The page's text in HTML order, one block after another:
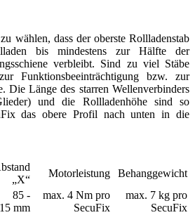
wählen, dass der oberste Rollladenstab
bis mindestens zur Hälfte der
verbleibt. Sind zu viel Stäbe
Funktionsbeeinträchtigung bzw. zur
Die Länge des starren Wellenverbinders
und die Rollladenhöhe sind so
das obere Profil nach unten in die
„X“
Motorleistung
Behanggewicht
85 -
mm
max. 4 Nm pro
SecuFix
max. 7 kg pro
SecuFix